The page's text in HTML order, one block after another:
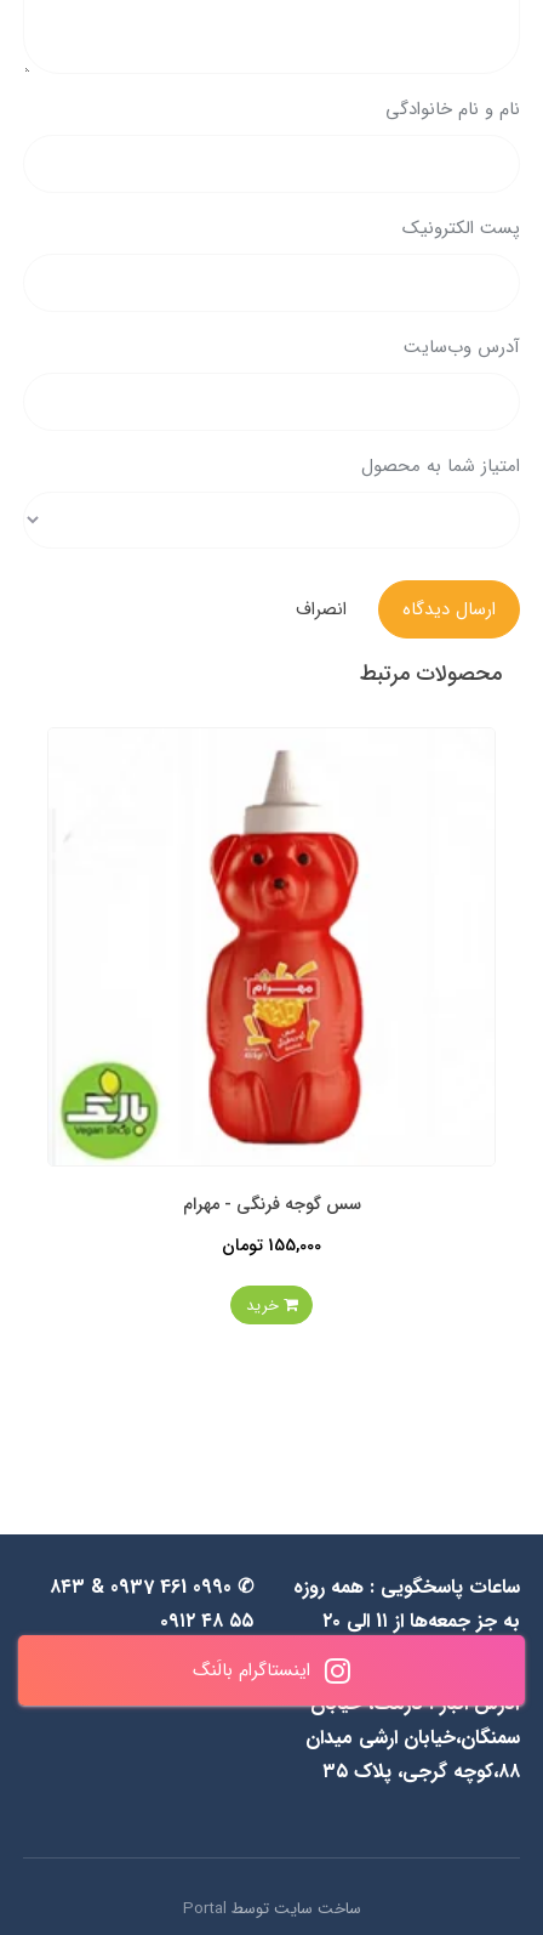
نام و نام خانوادگی
پست الکترونیک
آدرس وب‌سایت
امتیاز شما به محصول
ارسال دیدگاه انصراف
محصولات مرتبط
سس گوجه فرنگی - مهرام
155,000 تومان
خرید
اینستاگرام بالَنگ
ساعات پاسخگویی : همه روزه
به جز جمعه‌ها از 1۱ الی ۲۰
✆ 0990 461 0937 & ۸۴۳
۵۵ ۴۸ ۰۹۱۲
آدرس انبار : نارمک، خیابان
سمنگان،خیابان ارشی میدان
۸۸،کوچه گرجی، پلاک ۳۵
ساخت سایت توسط Portal